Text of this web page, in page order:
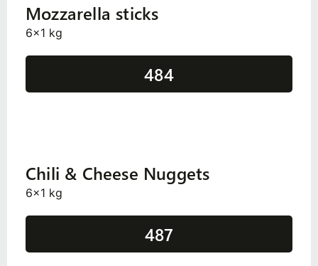
Mozzarella sticks
6x1 kg
484
Chili & Cheese Nuggets
6x1 kg
487